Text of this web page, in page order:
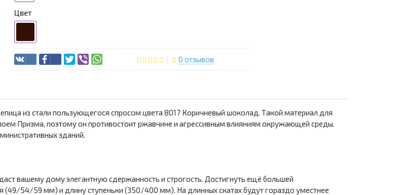
Цвет
0 отзывов
из стали пользующегося спросом цвета 8017 Коричневый шоколад. Такой материал для
Призма, поэтому он противостоит ржавчине и агрессивным влияниям окружающей среды.
зданий.
вашему дому элегантную сдержанность и строгость. Достигнуть ещё большей
(49/54/59 мм) и длину ступеньки (350/400 мм). На длинных скатах будут гораздо уместнее